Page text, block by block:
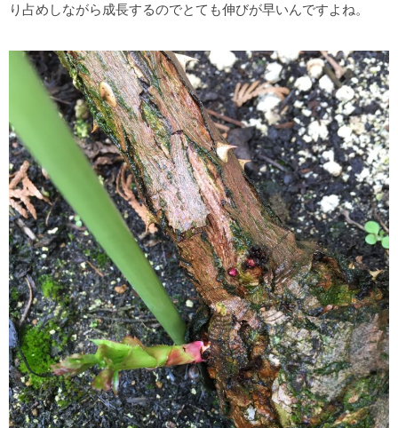
り占めしながら成長するのでとても伸びが早いんですよね。